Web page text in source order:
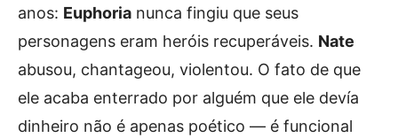
anos: Euphoria nunca fingiu que seus
personagens eram heróis recuperáveis. Nate
abusou, chantageou, violentou. O fato de que
ele acaba enterrado por alguém que ele devía
dinheiro não é apenas poético — é funcional